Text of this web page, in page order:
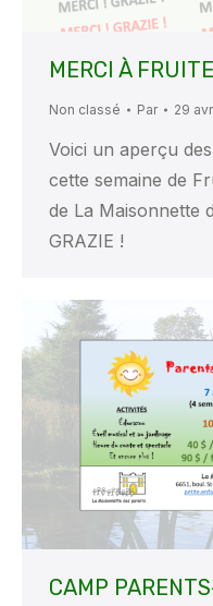
MERCI À
Non classé Par 29
Voici un aperçu
cette semaine de
de La Maisonnette
GRAZIE !
CAMP